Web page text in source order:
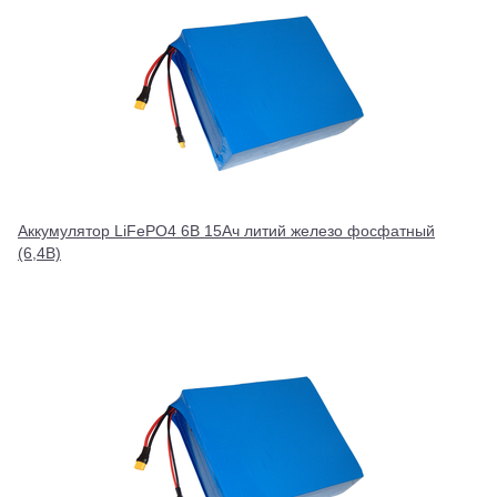
Аккумулятор LiFePO4 6В 15Ач литий железо фосфатный
(6,4В)